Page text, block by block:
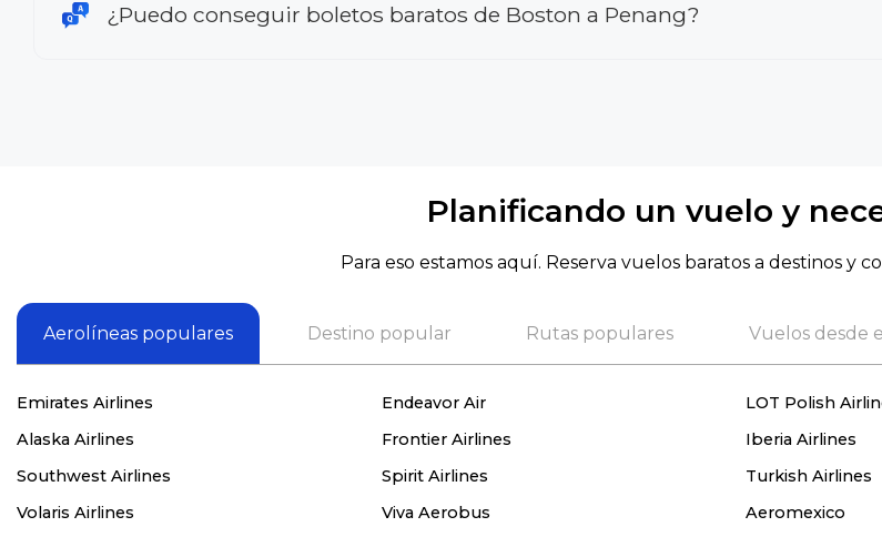
¿Puedo conseguir boletos baratos de Boston a Penang?
Planificando un vuelo y
Para eso estamos aquí. Reserva vuelos baratos a destinos y
Aerolíneas populares Destino popular Rutas populares Vuelos desde
Emirates Airlines Endeavor Air LOT Polish
Alaska Airlines
Frontier Airlines Iberia Airlines
Southwest Airlines
Spirit Airlines Turkish Airlines
Volaris Airlines
Viva Aerobus Aeromexico